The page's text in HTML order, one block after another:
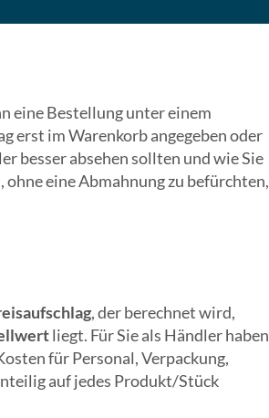
eine Bestellung unter einem
erst im Warenkorb angegeben oder
besser absehen sollten und wie Sie
eine Abmahnung zu befürchten,
, der berechnet wird,
liegt. Für Sie als Händler haben
für Personal, Verpackung,
auf jedes Produkt/Stück